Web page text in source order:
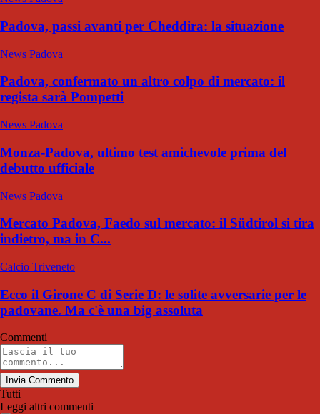
Padova, passi avanti per Cheddira: la situazione
News Padova
Padova, confermato un altro colpo di mercato: il
regista sarà Pompetti
News Padova
Monza-Padova, ultimo test amichevole prima del
debutto ufficiale
News Padova
Mercato Padova, Faedo sul mercato: il Südtirol si tira
indietro, ma in C...
Calcio Triveneto
Ecco il Girone C di Serie D: le solite avversarie per le
padovane. Ma c'è una big assoluta
Commenti
Invia Commento
Tutti
Leggi altri commenti